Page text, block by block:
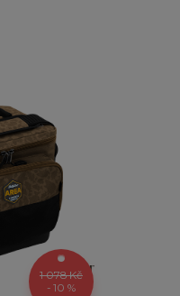
1 078 Kč
- 10 %